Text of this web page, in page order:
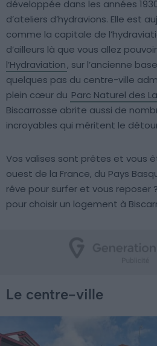
développée dans les années
d’ateliers d’hydravions. Elle est
comme la capitale de
d’ailleurs là que vous allez
l’Hydraviation, sur l’ancienne
quelques pas du centre-ville
plein cœur du Parc Naturel des
Biscarrosse abrite aussi de
incroyables qui méritent le
Vos valises sont prêtes et vous
ouest de la France, du Pays
rêve pour surfer et vous reposer
pour choisir un logement à
Le centre-ville